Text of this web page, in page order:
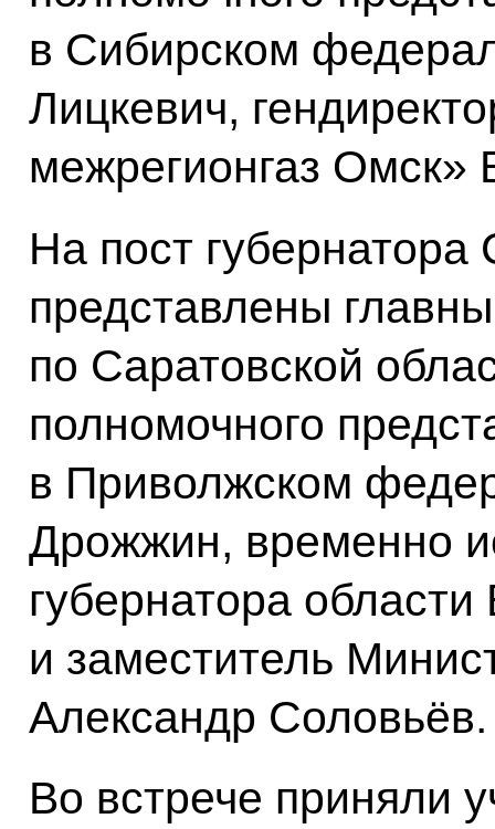
в Сибирском
Лицкевич,
межрегионгаз Омск»
На пост губернатора
представлены
по Саратовской
полномочного
в Приволжском
Дрожжин, временно
губернатора
и заместитель
Александр Соловьёв.
Во встрече приняли